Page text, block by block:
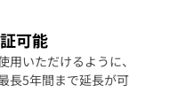
可能
用いただけるように、
長5年間まで延長が可